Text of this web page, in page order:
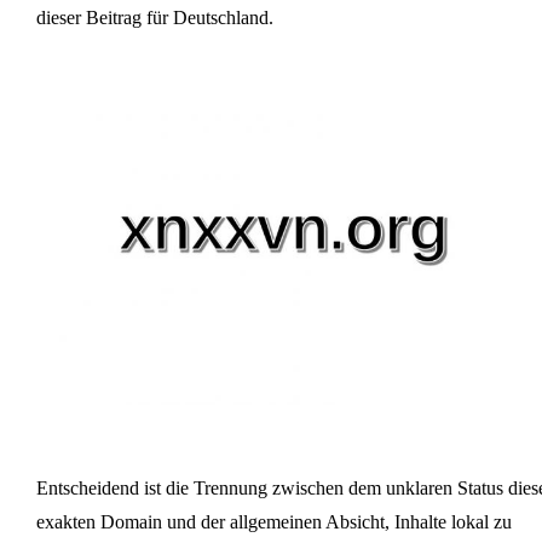
dieser Beitrag für Deutschland.
Entscheidend ist die Trennung zwischen dem unklaren Status
exakten Domain und der allgemeinen Absicht, Inhalte lokal zu